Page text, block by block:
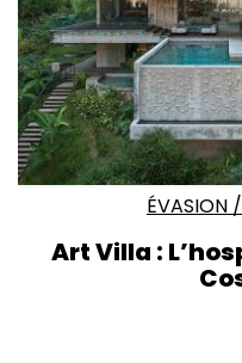
ÉVASION /
Art Villa :